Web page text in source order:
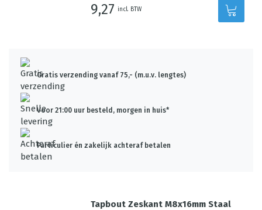
9,27 incl. BTW
Gratis verzending vanaf 75,- (m.u.v. lengtes)
Voor 21:00 uur besteld, morgen in huis*
Particulier én zakelijk achteraf betalen
Tapbout Zeskant M8x16mm Staal